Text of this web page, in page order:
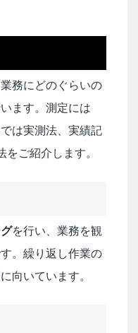
務にどのぐらいの
ます。測定には
は実測法、実績記
をご紹介します。
を行い、業務を観
。繰り返し作業の
向いています。